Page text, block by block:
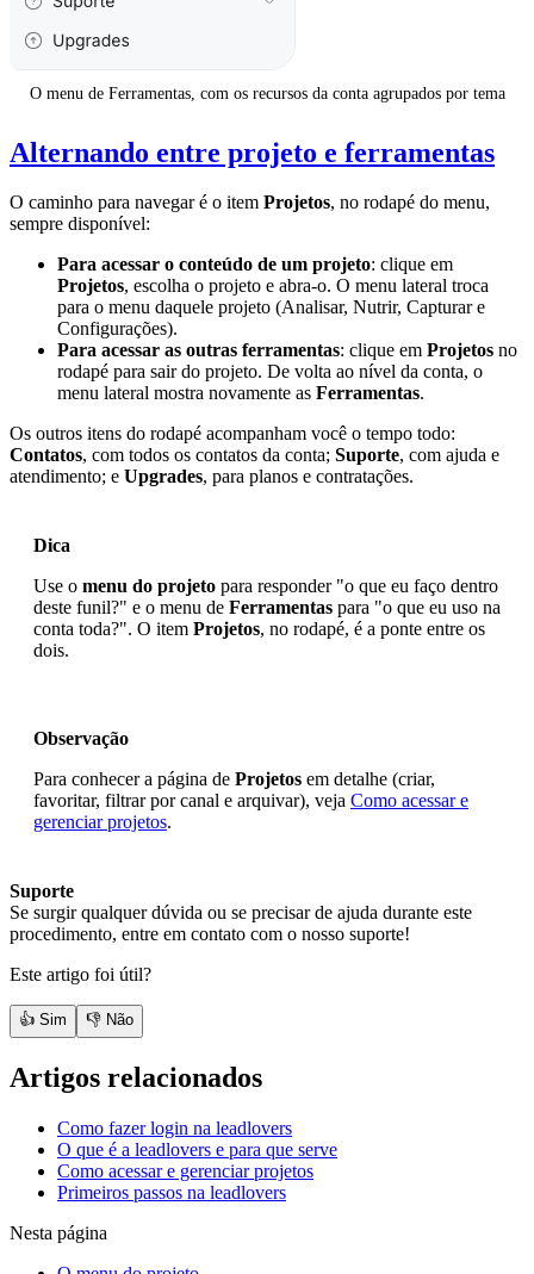
O menu de Ferramentas, com os recursos da conta agrupados por tema
Alternando entre projeto e ferramentas
O caminho para navegar é o item Projetos, no rodapé do menu,
sempre disponível:
Para acessar o conteúdo de um projeto: clique em
Projetos, escolha o projeto e abra-o. O menu lateral troca
para o menu daquele projeto (Analisar, Nutrir, Capturar e
Configurações).
Para acessar as outras ferramentas: clique em Projetos no
rodapé para sair do projeto. De volta ao nível da conta, o
menu lateral mostra novamente as Ferramentas.
Os outros itens do rodapé acompanham você o tempo todo:
Contatos, com todos os contatos da conta; Suporte, com ajuda e
atendimento; e Upgrades, para planos e contratações.
Dica
Use o menu do projeto para responder "o que eu faço dentro
deste funil?" e o menu de Ferramentas para "o que eu uso na
conta toda?". O item Projetos, no rodapé, é a ponte entre os
dois.
Observação
Para conhecer a página de Projetos em detalhe (criar,
favoritar, filtrar por canal e arquivar), veja Como acessar e
gerenciar projetos.
Suporte
Se surgir qualquer dúvida ou se precisar de ajuda durante este
procedimento, entre em contato com o nosso suporte!
Este artigo foi útil?
👍 Sim 👎 Não
Artigos relacionados
Como fazer login na leadlovers
O que é a leadlovers e para que serve
Como acessar e gerenciar projetos
Primeiros passos na leadlovers
Nesta página